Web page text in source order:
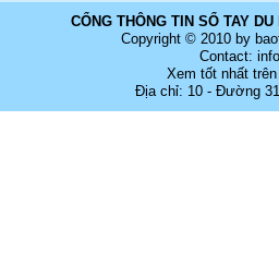
CỔNG THÔNG TIN SỔ TAY
Copyright © 2010 by
Contact:
Xem tốt nhất
Địa chỉ: 10 - Đường